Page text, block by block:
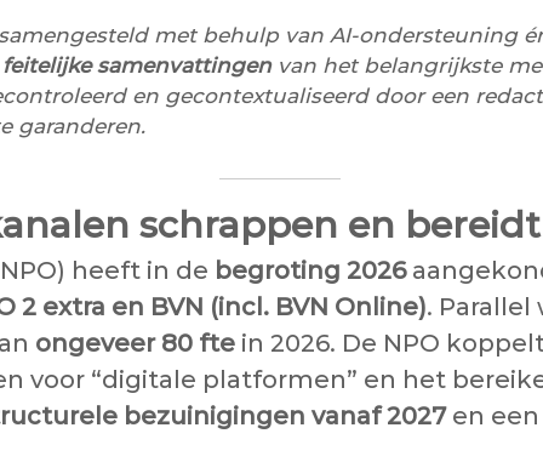
met behulp van AI-ondersteuning
samenvattingenvan het belangrijkste
en gecontextualiseerd door een
garanderen.
schrappen en
heeft in de begroting 2026
2 extra en BVN (incl. BVN Online). Parallel
ongeveer 80 fte in 2026. De NPO
voor “digitale platformen” en het
bezuinigingen vanaf 2027en